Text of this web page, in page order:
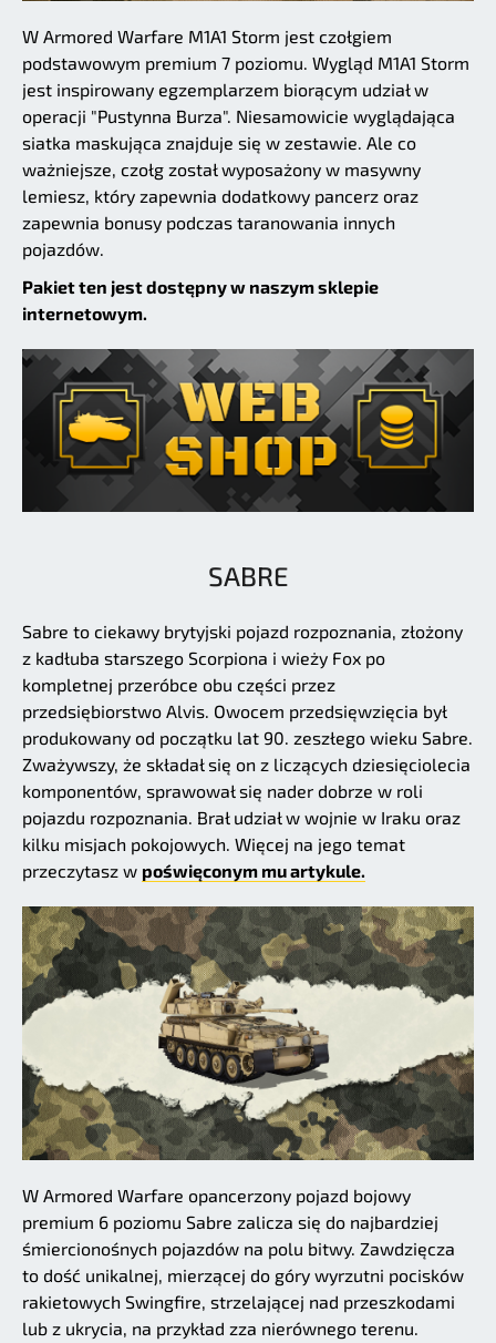
W Armored Warfare M1A1 Storm jest czołgiem
podstawowym premium 7 poziomu. Wygląd M1A1 Storm
jest inspirowany egzemplarzem biorącym udział w
operacji "Pustynna Burza". Niesamowicie wyglądająca
siatka maskująca znajduje się w zestawie. Ale co
ważniejsze, czołg został wyposażony w masywny
lemiesz, który zapewnia dodatkowy pancerz oraz
zapewnia bonusy podczas taranowania innych
pojazdów.
Pakiet ten jest dostępny w naszym sklepie
internetowym.
SABRE
Sabre to ciekawy brytyjski pojazd rozpoznania, złożony
z kadłuba starszego Scorpiona i wieży Fox po
kompletnej przeróbce obu części przez
przedsiębiorstwo Alvis. Owocem przedsięwzięcia był
produkowany od początku lat 90. zeszłego wieku Sabre.
Zważywszy, że składał się on z liczących dziesięciolecia
komponentów, sprawował się nader dobrze w roli
pojazdu rozpoznania. Brał udział w wojnie w Iraku oraz
kilku misjach pokojowych. Więcej na jego temat
przeczytasz w poświęconym mu artykule.
W Armored Warfare opancerzony pojazd bojowy
premium 6 poziomu Sabre zalicza się do najbardziej
śmiercionośnych pojazdów na polu bitwy. Zawdzięcza
to dość unikalnej, mierzącej do góry wyrzutni pocisków
rakietowych Swingfire, strzelającej nad przeszkodami
lub z ukrycia, na przykład zza nierównego terenu.